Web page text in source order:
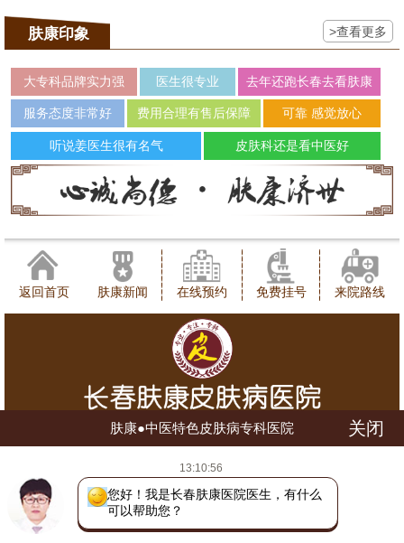
肤康印象 >查看更多
大专科品牌实力强 医生很专业 去年还跑长春去看肤康
服务态度非常好 费用合理有售后保障 可靠 感觉放心
听说姜医生很有名气 皮肤科还是看中医好
返回首页 肤康新闻 在线预约 免费挂号 来院路线
地址：长春市朝阳区西安大路1566号网站地图
吉ICP备16002784号 吉公网安备 22010402000780号
(长朝)(中)医广【2018】第07-17-028号
肤康●中医特色皮肤病专科医院 关闭
13:10:56
您好！我是长春肤康医院医生，有什么
可以帮助您？